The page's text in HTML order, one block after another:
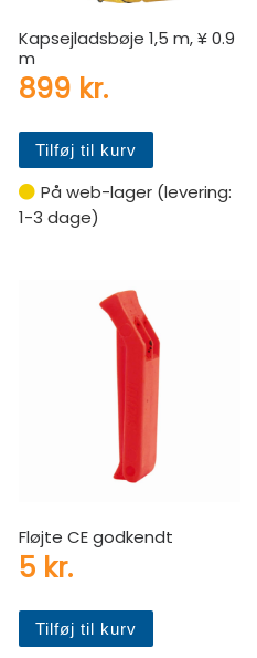
Kapsejladsbøje 1,5 m, ¥ 0.9
m
899 kr.
Tilføj til kurv
På web-lager (levering:
1-3 dage)
Fløjte CE godkendt
5 kr.
Tilføj til kurv